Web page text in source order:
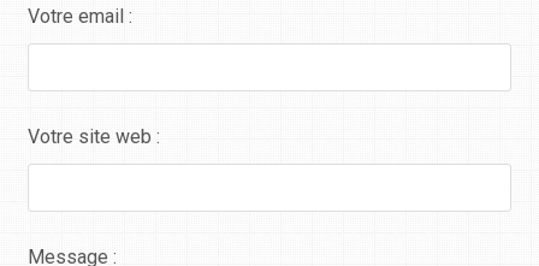
Votre email :
Votre site web :
Message :